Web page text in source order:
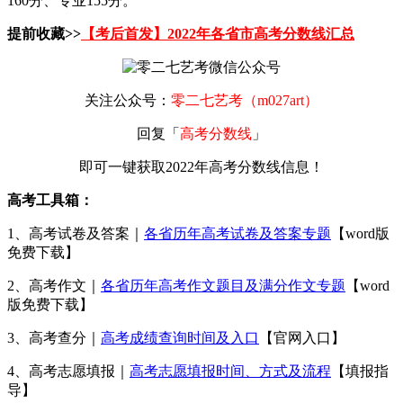
提前收藏>> 【考后首发】2022年各省市高考分数线汇总
关注公众号： 零二七艺考（m027art）
回复「 高考分数线 」
即可一键获取2022年高考分数线信息！
高考工具箱：
1、高考试卷及答案｜ 各省历年高考试卷及答案专题 【word版
免费下载】
2、高考作文｜ 各省历年高考作文题目及满分作文专题 【word
版免费下载】
3、高考查分｜ 高考成绩查询时间及入口 【官网入口】
4、高考志愿填报｜ 高考志愿填报时间、方式及流程 【填报指
导】